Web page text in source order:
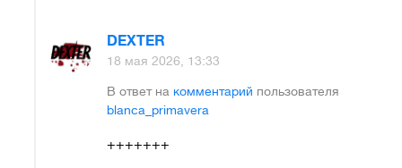
DEXTER
18 мая 2026, 13:33
В ответ на комментарий пользователя
blanca_primavera
+++++++